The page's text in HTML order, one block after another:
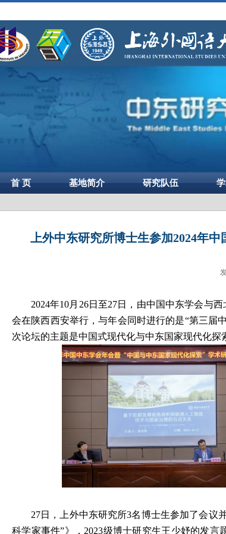
首 页 基地简介 研究队伍
上外中东研究所博士生参加2024年
2024年10月 26日至27日，由中国中东学会与
会在陕西西安举行，与年会同时进行的是“第三届
次论坛的主题是中国式现代化与中东国家现代化探
27日，上外中东研究所3名博士生参加了会议
科学家事件”》， 2023级博士研究生王少妤的发言